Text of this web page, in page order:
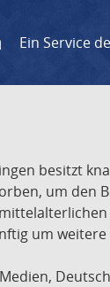
Ein Service
besitzt
um
um